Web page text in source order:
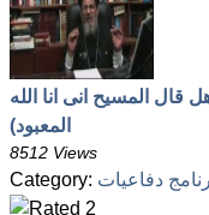
موضوع ( هل قال المسيح انى انا الله
المعبود)
8512 Views
Category: دفاعيات